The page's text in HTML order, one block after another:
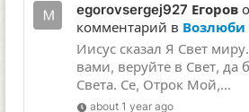
egorovsergej927 Егоров
комментарий в Возлюби
Иисус сказал Я Свет
вами, веруйте в Свет, да
Света. Се, Отрок Мой,...
about 1 year ago